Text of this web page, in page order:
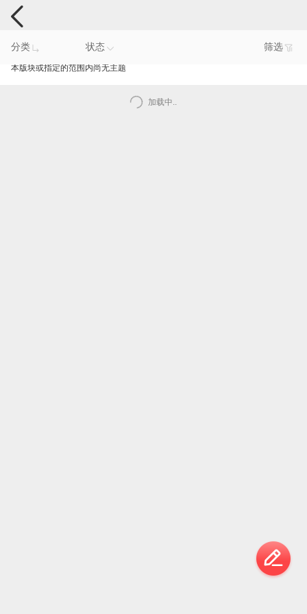
电脑反馈
分类 状态 筛选
本版块或指定的范围内尚无主题
加载中..